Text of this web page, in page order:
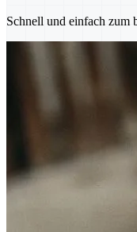
Schnell und einfach zum